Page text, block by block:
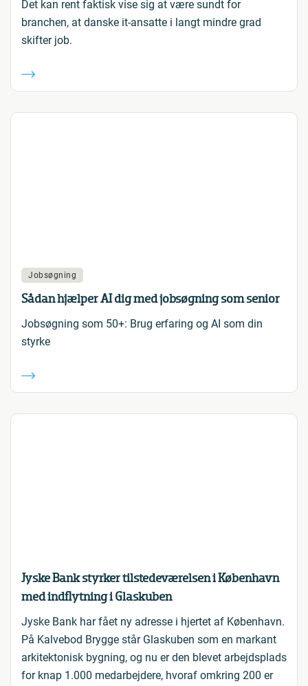
Det kan rent faktisk vise sig at være sundt for
branchen, at danske it-ansatte i langt mindre grad
skifter job.
Jobsøgning
Sådan hjælper AI dig med jobsøgning som senior
Jobsøgning som 50+: Brug erfaring og AI som din
styrke
Jyske Bank styrker tilstedeværelsen i København
med indflytning i Glaskuben
Jyske Bank har fået ny adresse i hjertet af København.
På Kalvebod Brygge står Glaskuben som en markant
arkitektonisk bygning, og nu er den blevet arbejdsplads
for knap 1.000 medarbejdere, hvoraf omkring 200 er